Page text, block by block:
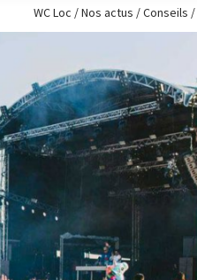
WC Loc /Nos actus /Conseils /